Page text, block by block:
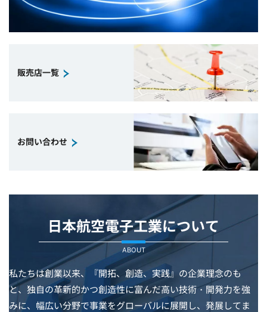
販売店一覧
お問い合わせ
日本航空電子工業について
ABOUT
私たちは創業以来、『開拓、創造、実践』の企業理念のも
と、独自の革新的かつ創造性に富んだ高い技術・開発力を強
みに、幅広い分野で事業をグローバルに展開し、発展してま